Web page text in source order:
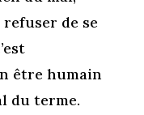
refuser de se
être humain
du terme.